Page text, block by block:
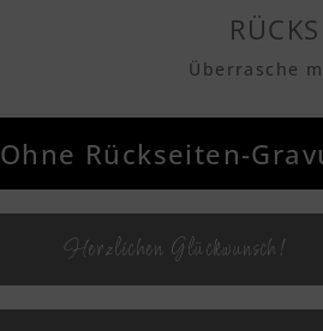
Textvorschau
Textvorschau
Textvorschau
Überrasche
Ohne Rückseiten-
Herzlichen Glückwunsch!